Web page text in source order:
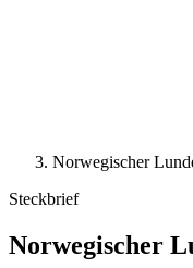
Norwegischer
Steckbrief
Norwegischer